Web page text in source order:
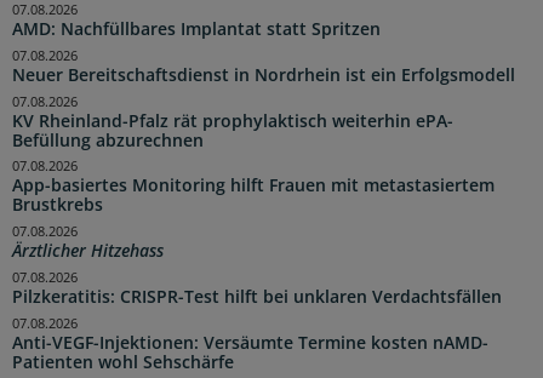
AMD: Nachfüllbares Implantat statt Spritzen
07.08.2026
Neuer Bereitschaftsdienst in Nordrhein ist ein Erfolgsmodell
07.08.2026
KV Rheinland-Pfalz rät prophylaktisch weiterhin ePA-
Befüllung abzurechnen
07.08.2026
App-basiertes Monitoring hilft Frauen mit metastasiertem
Brustkrebs
07.08.2026
Ärztlicher Hitzehass
07.08.2026
Pilzkeratitis: CRISPR-Test hilft bei unklaren Verdachtsfällen
07.08.2026
Anti-VEGF-Injektionen: Versäumte Termine kosten nAMD-
Patienten wohl Sehschärfe
07.08.2026